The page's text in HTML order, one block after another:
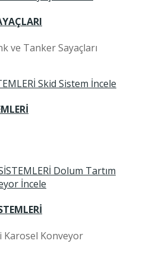
ve Tanker Sayaçları
Karosel Konveyor